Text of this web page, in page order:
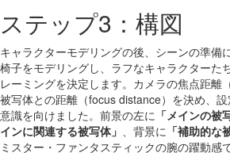
ステップ3：構図
キャラクターモデリングの後、シーンの準備
椅子をモデリングし、ラフなキャラクターた
レーミングを決定します。カメラの焦点距離
被写体との距離（focus distance）を決め、
意識を向けました。前景の左に 「メインの被
インに関連する被写体」
、背景に 「補助的な
ミスター・ファンタスティックの腕の躍動感